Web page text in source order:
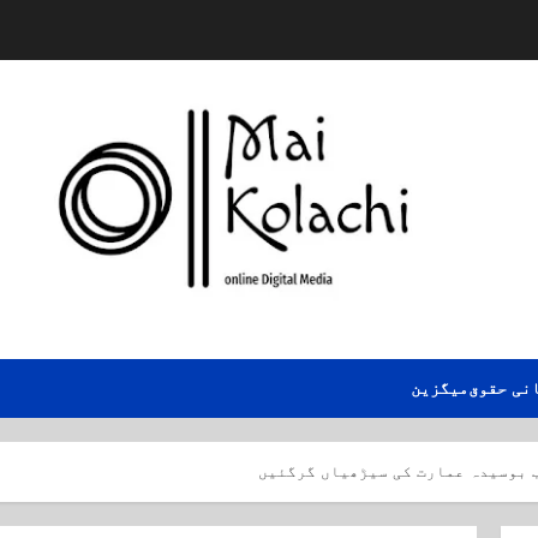
حقوقمیگزین
بوسیدہ عمارت کی سیڑھیاں گرگئیں